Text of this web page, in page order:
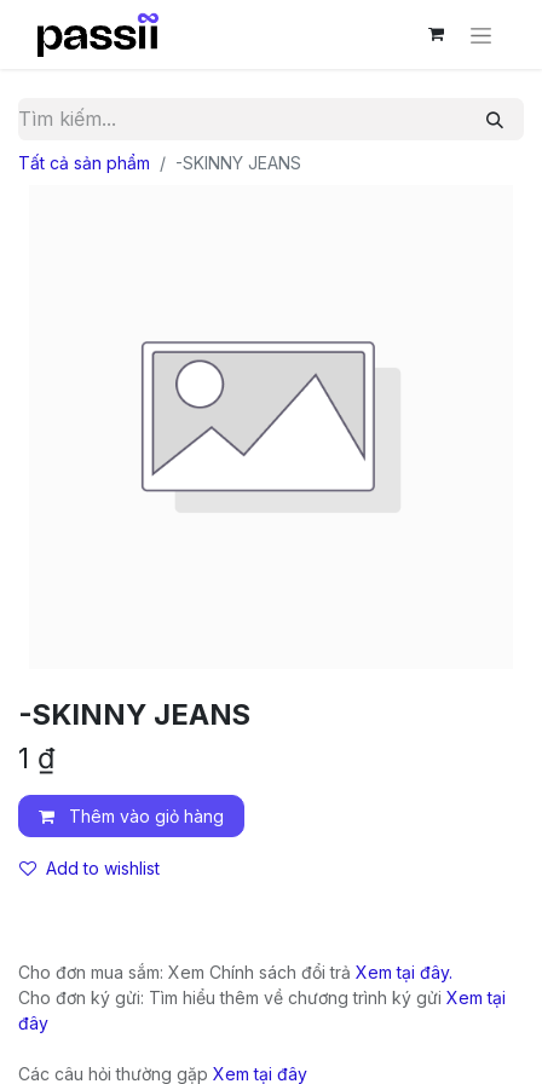
Tất cả sản phẩm -SKINNY JEANS
-SKINNY JEANS
1 ₫
Thêm vào giỏ hàng
Add to wishlist
Cho đơn mua sắm: Xem Chính sách đổi trả Xem tại đây.
Cho đơn ký gửi: Tìm hiểu thêm về chương trình ký gửi Xem tại
đây
Các câu hỏi thường gặp Xem tại đây